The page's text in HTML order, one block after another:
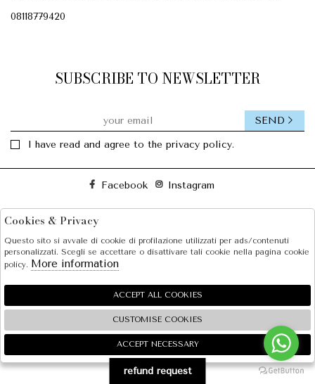
08118779420
SUBSCRIBE TO NEWSLETTER
I have read and agree to the privacy policy.
SEND
Facebook Instagram
SHOPPING
EXTRA
gruppo Zucchetti
🍪
refund request
Cookies & Privacy
Questo sito si avvale di cookie di profilazione utilizzati per ads/contenuti
personalizzati. Scegli se accettare o disattivare tali cookie nella pagina cookie
policy. More information
ACCEPT ALL COOKIES
CUSTOMISE COOKIES
ACCEPT NECESSARY